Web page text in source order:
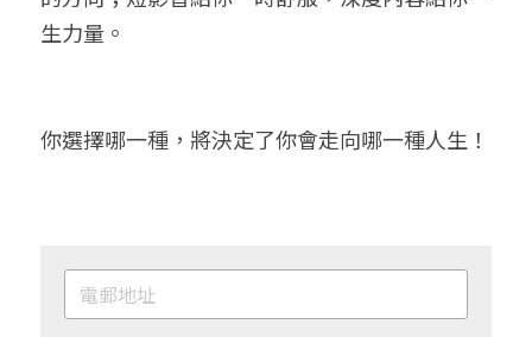
生力量。
你選擇哪一種，將決定了你會走向哪一種人生！